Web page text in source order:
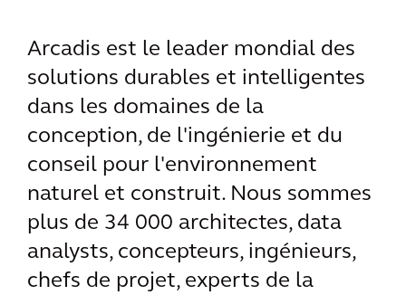
Arcadis est le leader mondial des
solutions durables et intelligentes
dans les domaines de la
conception, de l'ingénierie et du
conseil pour l'environnement
naturel et construit. Nous sommes
plus de 34 000 architectes, data
analysts, concepteurs, ingénieurs,
chefs de projet, experts de la